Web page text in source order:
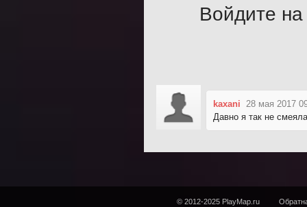
Войдите на
kaxani
28 мая 2017
Давно я так не
© 2012-2025 PlayMap.ru